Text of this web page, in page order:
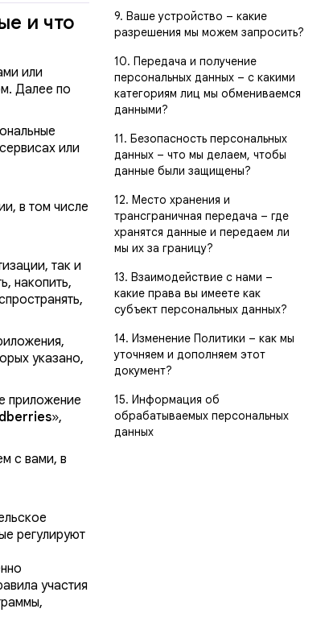
и что
или
Далее по
или
в том числе
так и
накопить,
указано,
приложение
»,
с вами, в
регулируют
участия
9. Ваше устройство – какие
разрешения мы можем запросить?
10. Передача и получение
персональных данных – с какими
категориям лиц мы обмениваемся
данными?
11. Безопасность персональных
данных – что мы делаем, чтобы
данные были защищены?
12. Место хранения и
трансграничная передача – где
хранятся данные и передаем ли
мы их за границу?
13. Взаимодействие с нами –
какие права вы имеете как
субъект персональных данных?
14. Изменение Политики – как мы
уточняем и дополняем этот
документ?
15. Информация об
обрабатываемых персональных
данных